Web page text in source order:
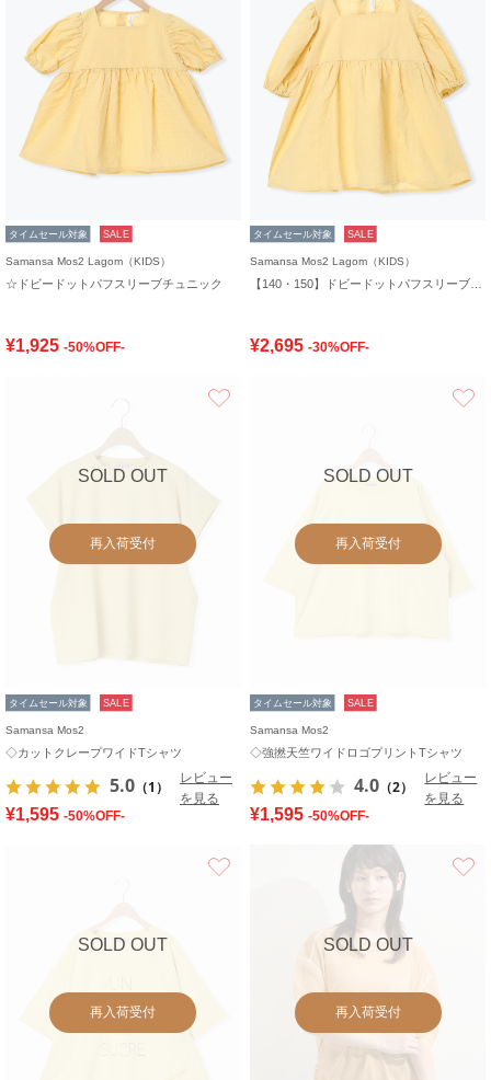
タイムセール対象 SALE
Samansa Mos2 Lagom（KIDS）
☆ドビードットパフスリーブチュニック
¥1,925 -50%OFF-
タイムセール対象 SALE
Samansa Mos2 Lagom（KIDS）
¥2,695 -30%OFF-
SOLD OUT
再入荷受付
タイムセール対象 SALE
Samansa Mos2
◇カットクレープワイドTシャツ
5.0 （1）
レビュー
を見る
¥1,595 -50%OFF-
SOLD OUT
再入荷受付
タイムセール対象 SALE
Samansa Mos2
◇強撚天竺ワイドロゴプリントTシャツ
4.0 （2）
レビュー
を見る
¥1,595 -50%OFF-
SOLD OUT
再入荷受付
SOLD OUT
再入荷受付